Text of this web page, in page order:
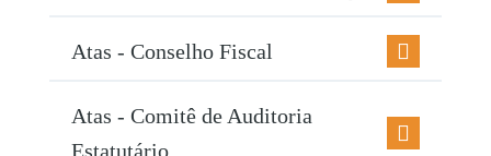
Atas - Conselho Fiscal
Atas - Comitê de Auditoria
Estatutário